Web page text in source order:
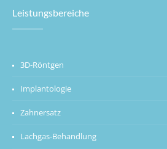
Leistungsbereiche
3D-Röntgen
Implantologie
Zahnersatz
Lachgas-Behandlung